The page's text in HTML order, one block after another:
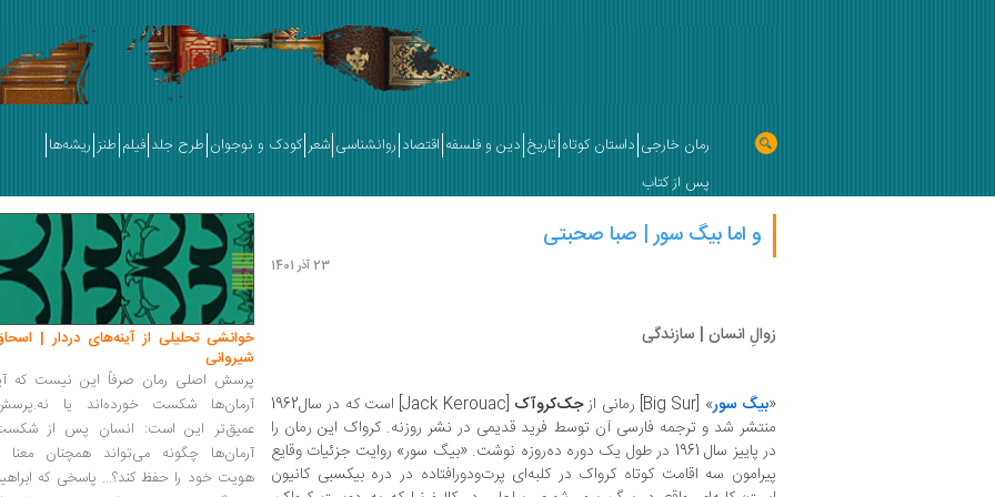
رمان خارجی داستان کوتاه تاریخ دین و فلسفه اقتصاد روانشناسی شعر کودک و نوجوان طرح جلد فیلم طنز ریشه‌ها
پس از کتاب
و اما بیگ سور | صبا صحبتی
23 آذر 1401
زوالِ انسان | سازندگی
«بیگ سور» [Big Sur] رمانی از جک‌کروآک
[Jack Kerouac] است که در سال1962
منتشر شد و ترجمه فارسی آن توسط فرید قدیمی در نشر روزنه. کرواک این رمان را
در پاییز سال 1961 در طول یک دوره ده‌روزه نوشت. «بیگ سور» روایت جزئیات وقایع
پیرامون سه اقامت کوتاه کرواک در کلبه‌ای پرت‌ودورافتاده در دره بیکسبی کانیون
خوانشی تحلیلی از آینه‌های دردار |
شیروانی
پرسش اصلی رمان صرفاً این نیست که
آرمان‌ها شکست خورده‌اند یا
عمیق‌تر این است: انسان پس از
آرمان‌ها چگونه می‌تواند همچنان معنا
هویت خود را حفظ کند؟... پاسخی که